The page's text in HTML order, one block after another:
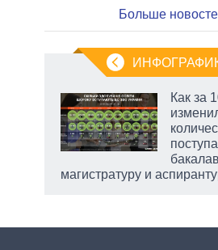
Больше
Как за
магистратуру и